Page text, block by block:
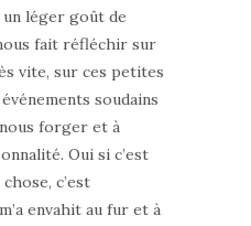
léger goût de
fait réfléchir sur
vite, sur ces petites
soudains
forger et à
Oui si c’est
c’est
envahit au fur et à